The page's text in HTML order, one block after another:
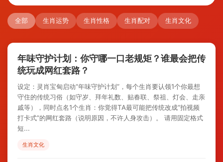
全部 生肖运势 生肖性格 生肖配对 生肖文化
年味守护计划：你守哪一口老规矩？谁最会把传
统玩成网红套路？
设定：灵肖宝甸启动“年味守护计划”，每个生肖要认领1个你最想
守住的传统习俗（如守岁、拜年礼数、贴春联、祭祖、灯会、走亲
戚等），同时点名1个生肖：你觉得TA最可能把传统改成“拍视频
打卡式”的网红套路（说明原因，不许人身攻击）。 请用固定格式
短...
生肖文化